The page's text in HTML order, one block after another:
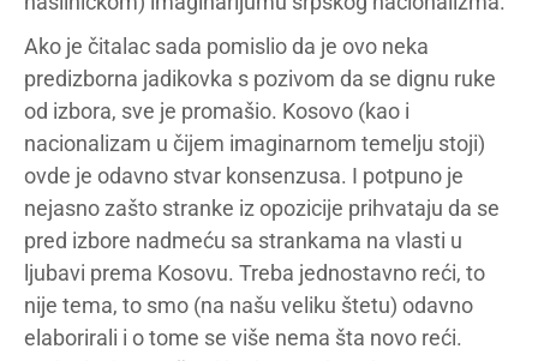
Ako je čitalac sada pomislio da je ovo neka
predizborna jadikovka s pozivom da se dignu ruke
od izbora, sve je promašio. Kosovo (kao i
nacionalizam u čijem imaginarnom temelju stoji)
ovde je odavno stvar konsenzusa. I potpuno je
nejasno zašto stranke iz opozicije prihvataju da se
pred izbore nadmeću sa strankama na vlasti u
ljubavi prema Kosovu. Treba jednostavno reći, to
nije tema, to smo (na našu veliku štetu) odavno
elaborirali i o tome se više nema šta novo reći.